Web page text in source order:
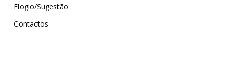
Elogio/Sugestão
Contactos